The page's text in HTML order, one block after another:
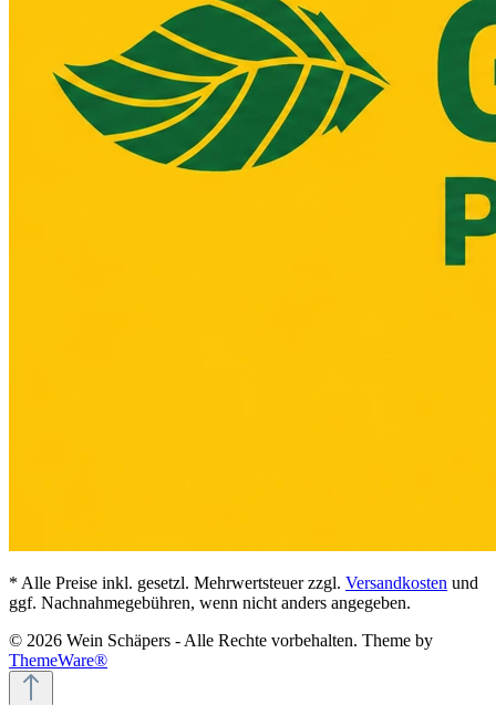
* Alle Preise inkl. gesetzl. Mehrwertsteuer zzgl. Versandkosten und
ggf. Nachnahmegebühren, wenn nicht anders angegeben.
© 2026 Wein Schäpers - Alle Rechte vorbehalten. Theme by
ThemeWare®